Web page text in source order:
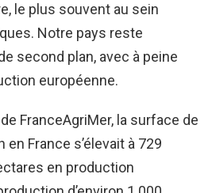
le plus souvent au sein
Notre pays reste
second plan, avec à peine
européenne.
FranceAgriMer, la surface de
France s’élevait à 729
en production